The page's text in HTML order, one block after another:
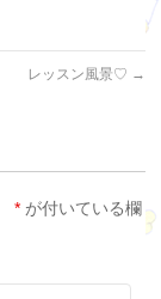
レッスン風景♡ →
* が付いている欄